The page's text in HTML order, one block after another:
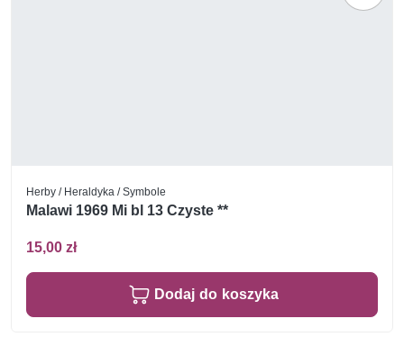
Herby / Heraldyka / Symbole
Malawi 1969 Mi bl 13 Czyste **
15,00 zł
Dodaj do koszyka